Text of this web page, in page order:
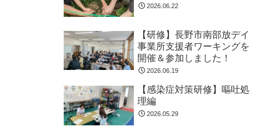
2026.06.22
【研修】長野市南部放デイ
事業所支援者ワーキングを
開催＆参加しました！
2026.06.19
【感染症対策研修】嘔吐処
理編
2026.05.29